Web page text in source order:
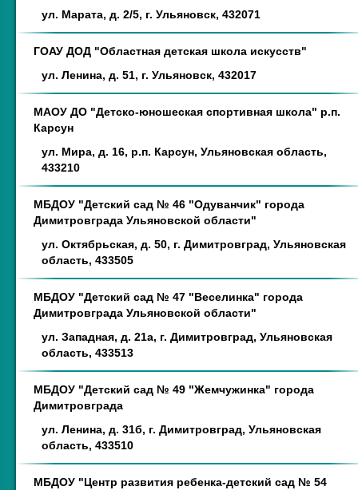
ул. Марата, д. 2/5, г. Ульяновск, 432071
ГОАУ ДОД "Областная детская школа искусств"
ул. Ленина, д. 51, г. Ульяновск, 432017
МАОУ ДО "Детско-юношеская спортивная школа" р.п.
Карсун
ул. Мира, д. 16, р.п. Карсун, Ульяновская область,
433210
МБДОУ "Детский сад № 46 "Одуванчик" города
Димитровграда Ульяновской области"
ул. Октябрьская, д. 50, г. Димитровград, Ульяновская
область, 433505
МБДОУ "Детский сад № 47 "Веселинка" города
Димитровграда Ульяновской области"
ул. Западная, д. 21а, г. Димитровград, Ульяновская
область, 433513
МБДОУ "Детский сад № 49 "Жемчужинка" города
Димитровграда
ул. Ленина, д. 31б, г. Димитровград, Ульяновская
область, 433510
МБДОУ "Центр развития ребенка-детский сад № 54